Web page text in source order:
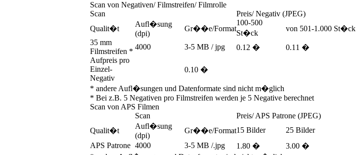
Scan von Negativen/ Filmstreifen/ Filmrolle
Scan
Preis/ Negativ (JPEG)
Qualit�t
Aufl�sung
(dpi)
Gr��e/Format
100-500
St�ck
von 501-1.000 St�ck
35 mm
Filmstreifen *
4000 3-5 MB / jpg 0.12 � 0.11 �
Aufpreis pro
Einzel-
Negativ
0.10 �
* andere Aufl�sungen und Datenformate sind nicht m�glich
* Bei z.B. 5 Negativen pro Filmstreifen werden je 5 Negative berechnet
Scan von APS Filmen
Scan
Preis/ APS Patrone (JPEG)
Qualit�t
Aufl�sung
(dpi)
Gr��e/Format15 Bilder 25 Bilder
APS Patrone 4000 3-5 MB /.jpg 1.80 � 3.00 �